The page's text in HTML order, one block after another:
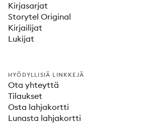
Kirjasarjat
Storytel Original
Kirjailijat
Lukijat
HYÖDYLLISIÄ LINKKEJÄ
Ota yhteyttä
Tilaukset
Osta lahjakortti
Lunasta lahjakortti